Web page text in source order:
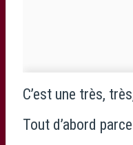
C’est une très,
Tout d’abord